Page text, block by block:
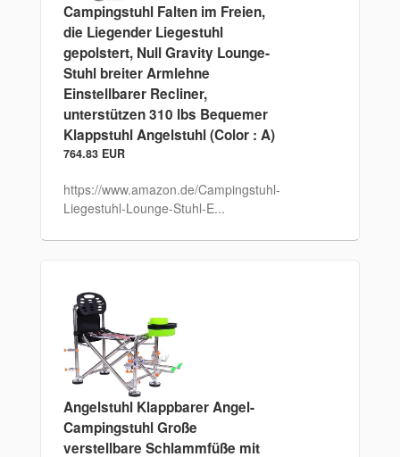
Campingstuhl Falten im Freien,
die Liegender Liegestuhl
gepolstert, Null Gravity Lounge-
Stuhl breiter Armlehne
Einstellbarer Recliner,
unterstützen 310 lbs Bequemer
Klappstuhl Angelstuhl (Color : A)
764.83 EUR
https://www.amazon.de/Campingstuhl-
Liegestuhl-Lounge-Stuhl-E...
Angelstuhl Klappbarer Angel-
Campingstuhl Große
verstellbare Schlammfüße mit